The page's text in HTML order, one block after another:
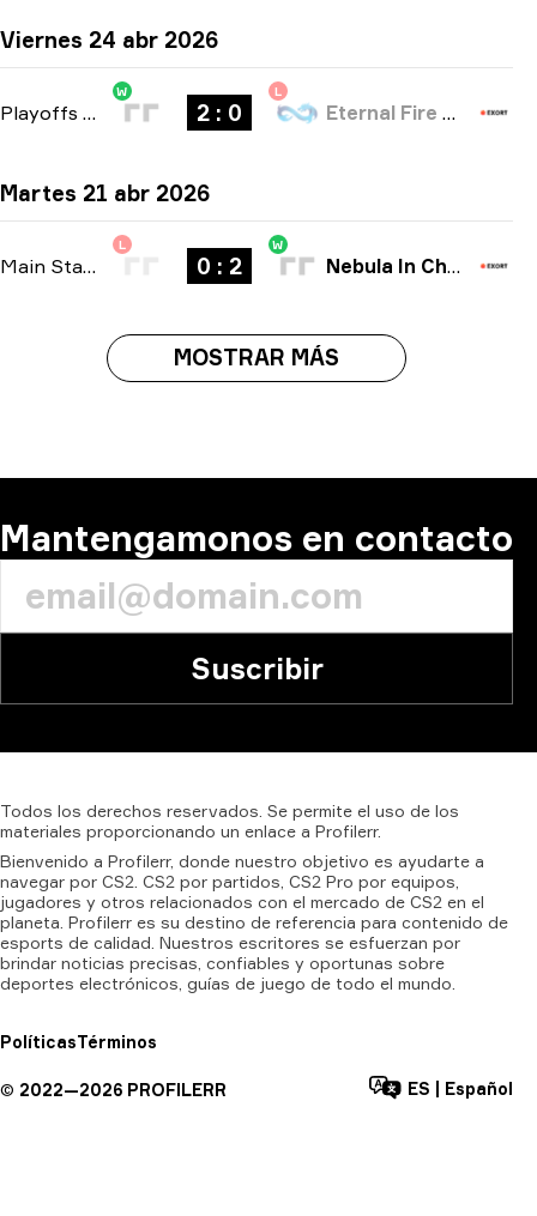
Viernes 24 abr 2026
Playoffs bo3
W
2 : 0
L
Eternal Fire Academy
Martes 21 abr 2026
Main Stage
L
0 : 2
W
Nebula In Chaox
MOSTRAR MÁS
Mantengamonos en contacto
Suscribir
Todos los derechos reservados. Se permite el uso de los
materiales proporcionando un enlace a Profilerr.
Bienvenido a Profilerr, donde nuestro objetivo es ayudarte a
navegar por CS2. CS2 por partidos, CS2 Pro por equipos,
jugadores y otros relacionados con el mercado de CS2 en el
planeta. Profilerr es su destino de referencia para contenido de
esports de calidad. Nuestros escritores se esfuerzan por
brindar noticias precisas, confiables y oportunas sobre
deportes electrónicos, guías de juego de todo el mundo.
PolíticasTérminos
© 2022—2026 PROFILERR ES Español